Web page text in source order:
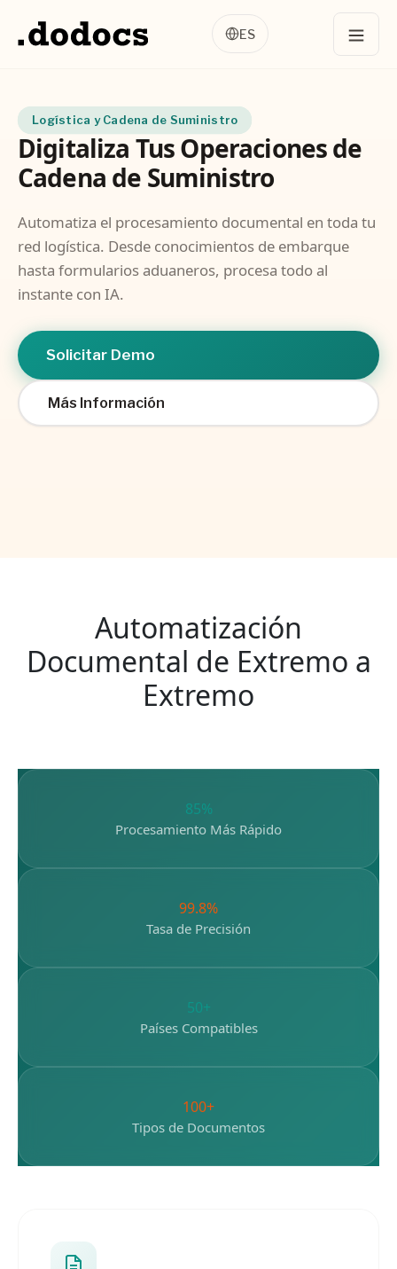
ES
Logística y Cadena de Suministro
Digitaliza Tus Operaciones de
Cadena de Suministro
Automatiza el procesamiento documental en toda tu
red logística. Desde conocimientos de embarque
hasta formularios aduaneros, procesa todo al
instante con IA.
Solicitar Demo
Más Información
Automatización
Documental de Extremo a
Extremo
85%
Procesamiento Más Rápido
99.8%
Tasa de Precisión
50+
Países Compatibles
100+
Tipos de Documentos